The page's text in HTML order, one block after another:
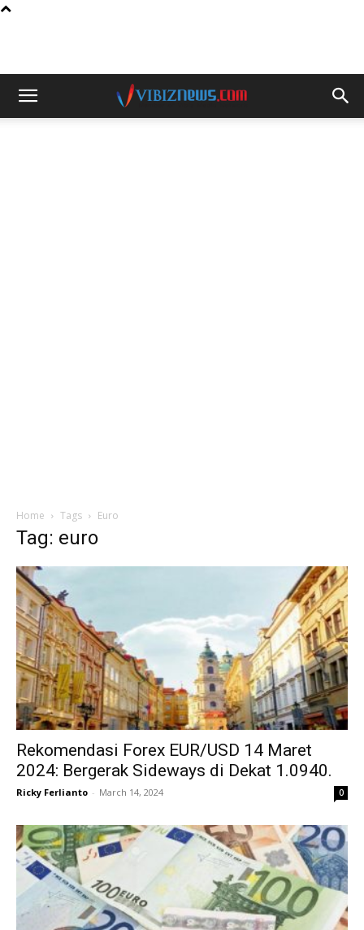
Home Tags Euro
Tag: euro
Rekomendasi Forex EUR/USD 14 Maret
2024: Bergerak Sideways di Dekat 1.0940.
Ricky Ferlianto - March 14, 2024 0